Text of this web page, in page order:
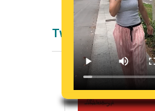
Twórczość